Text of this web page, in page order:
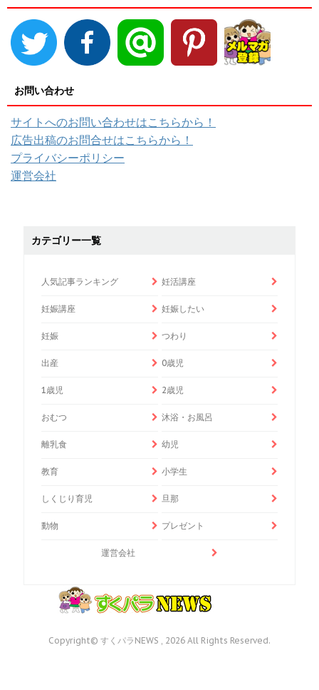
お問い合わせ
サイトへのお問い合わせはこちらから！
広告出稿のお問合せはこちらから！
プライバシーポリシー
運営会社
カテゴリー一覧
人気記事ランキング 妊活講座
妊娠講座 妊娠したい
妊娠 つわり
出産 0歳児
1歳児 2歳児
おむつ 沐浴・お風呂
離乳食 幼児
教育 小学生
しくじり育児 旦那
動物 プレゼント
運営会社
Copyright© すくパラNEWS , 2026 All Rights Reserved.